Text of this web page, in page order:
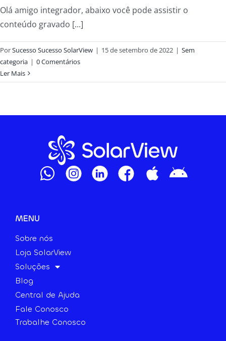
Olá amigo integrador, abaixo você pode assistir o
conteúdo gravado [...]
PorSucesso Sucesso SolarView | 15 de setembro de 2022 | Sem
categoria | 0 Comentários
Ler Mais
MENU
Sobre nós
Loja SolarView
Soluções
Blog
Central de Ajuda
Fale Conosco
Trabalhe Conosco